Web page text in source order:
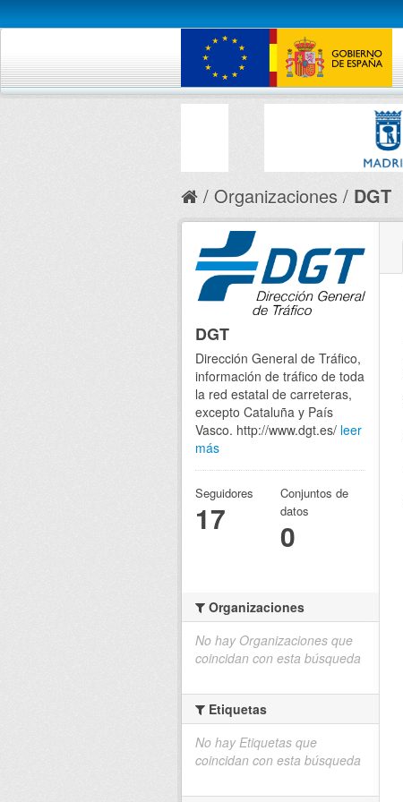
Organizaciones DGT
DGT
Dirección General de Tráfico,
información de tráfico de toda
la red estatal de carreteras,
excepto Cataluña y País
Vasco. http://www.dgt.es/ leer
más
Seguidores
17
Conjuntos de
datos
0
Organizaciones
No hay Organizaciones que
coincidan con esta búsqueda
Etiquetas
No hay Etiquetas que
coincidan con esta búsqueda